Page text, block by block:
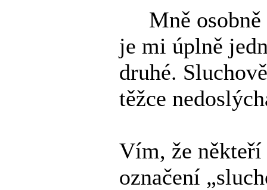
Mně osobně
je mi úplně
druhé.
těžce
Vím, že někteří
označení